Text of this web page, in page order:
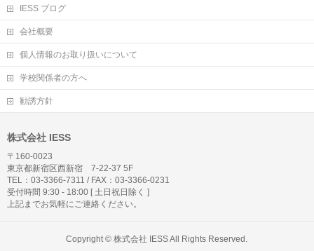
IESS ブログ
会社概要
個人情報のお取り扱いについて
学校関係者の方へ
勧誘方針
株式会社 IESS
〒160-0023
東京都新宿区西新宿 7-22-37 5F
TEL：03-3366-7311 / FAX：03-3366-0231
受付時間 9:30 - 18:00 [ 土日祝日除く ]
上記までお気軽にご連絡ください。
Copyright ©株式会社 IESSAll Rights Reserved.